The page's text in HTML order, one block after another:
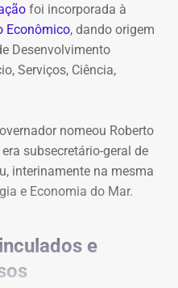
foi incorporada à
Econômico, dando origem
Desenvolvimento
Serviços, Ciência,
nomeou Roberto
subsecretário-geral de
interinamente na mesma
e Economia do Mar.
e